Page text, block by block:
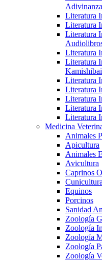
Literatura
Literatura
Literatura
Literatura
Literatura
Kamishibai
Literatura
Literatura
Literatura
Literatura
Literatura
Medicina
Animales
Apicultura
Animales
Avicultura
Caprinos
Equinos
Porcinos
Sanidad
Zoología
Zoología
Zoología
Zoología
Zoología